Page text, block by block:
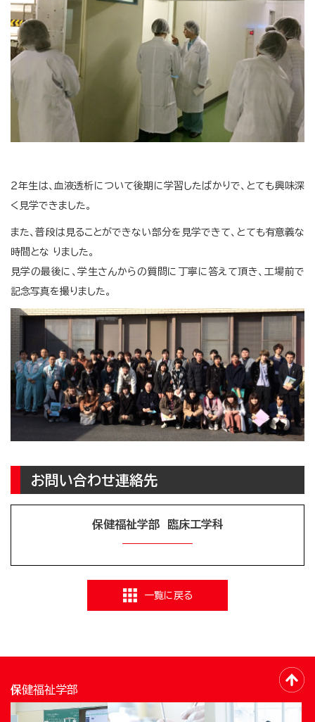
２年生は、血液透析について後期に学習したばかりで、とても興味深
く見学できました。
また、普段は見ることができない部分を見学できて、とても有意義な
時間とな りました。
見学の最後に、学生さんからの質問に丁寧に答えて頂き、工場前で
記念写真を撮りました。
お問い合わせ連絡先
保健福祉学部 臨床工学科
一覧に戻る
保健福祉学部